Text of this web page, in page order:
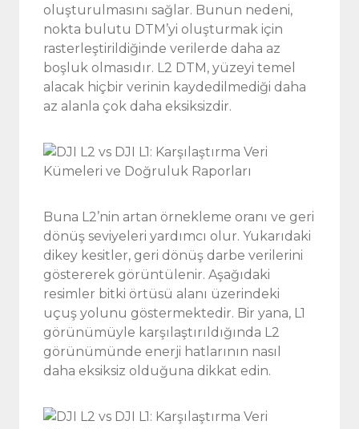
oluşturulmasını sağlar. Bunun nedeni,
nokta bulutu DTM’yi oluşturmak için
rasterleştirildiğinde verilerde daha az
boşluk olmasıdır. L2 DTM, yüzeyi temel
alacak hiçbir verinin kaydedilmediği daha
az alanla çok daha eksiksizdir.
Buna L2’nin artan örnekleme oranı ve geri
dönüş seviyeleri yardımcı olur. Yukarıdaki
dikey kesitler, geri dönüş darbe verilerini
göstererek görüntülenir. Aşağıdaki
resimler bitki örtüsü alanı üzerindeki
uçuş yolunu göstermektedir. Bir yana, L1
görünümüyle karşılaştırıldığında L2
görünümünde enerji hatlarının nasıl
daha eksiksiz olduğuna dikkat edin.